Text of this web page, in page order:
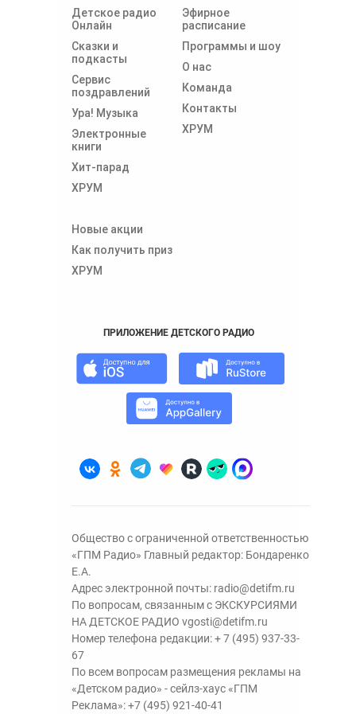
Детское радио
Онлайн
Сказки и
подкасты
Сервис
поздравлений
Ура! Музыка
Электронные
книги
Хит-парад
ХРУМ
Эфирное
расписание
Программы и шоу
О нас
Команда
Контакты
ХРУМ
Новые акции
Как получить приз
ХРУМ
ПРИЛОЖЕНИЕ ДЕТСКОГО РАДИО
Общество с ограниченной ответственностью
«ГПМ Радио» Главный редактор: Бондаренко
Е.А.
Адрес электронной почты: radio@detifm.ru
По вопросам, связанным с ЭКСКУРСИЯМИ
НА ДЕТСКОЕ РАДИО vgosti@detifm.ru
Номер телефона редакции:+ 7 (495) 937-33-
67
По всем вопросам размещения рекламы на
«Детском радио» - сейлз-хаус «ГПМ
Реклама»:+7 (495) 921-40-41